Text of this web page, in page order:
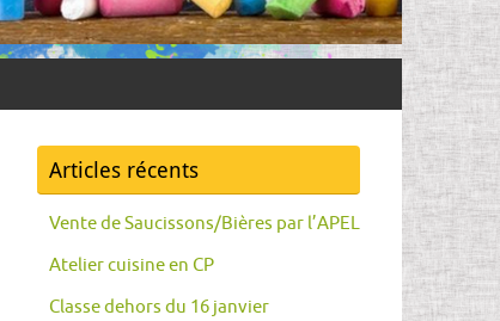
Articles récents
Vente de Saucissons/Bières par l’APEL
Atelier cuisine en CP
Classe dehors du 16 janvier